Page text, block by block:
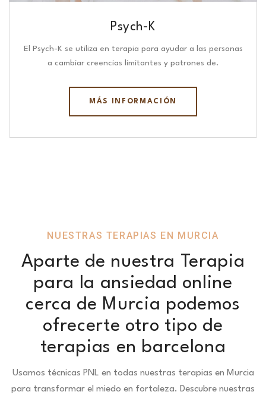
Psych-K
El Psych-K se utiliza en terapia para ayudar a las personas
a cambiar creencias limitantes y patrones de.
MÁS INFORMACIÓN
NUESTRAS TERAPIAS EN MURCIA
Aparte de nuestra Terapia
para la ansiedad online
cerca de Murcia podemos
ofrecerte otro tipo de
terapias en barcelona
Usamos técnicas PNL en todas nuestras terapias en Murcia
para transformar el miedo en fortaleza. Descubre nuestras